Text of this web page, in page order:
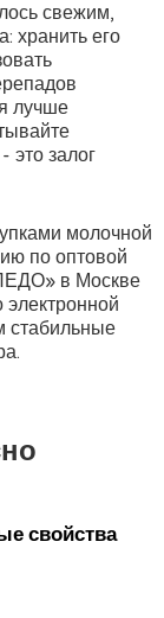
свежим,
хранить его
лучше
это залог
молочной
по оптовой
в Москве
электронной
стабильные
свойства